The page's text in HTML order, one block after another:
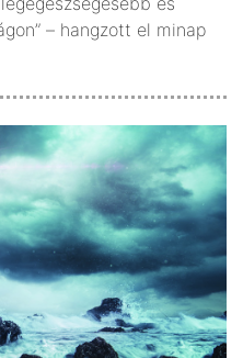
– hangzott el minap